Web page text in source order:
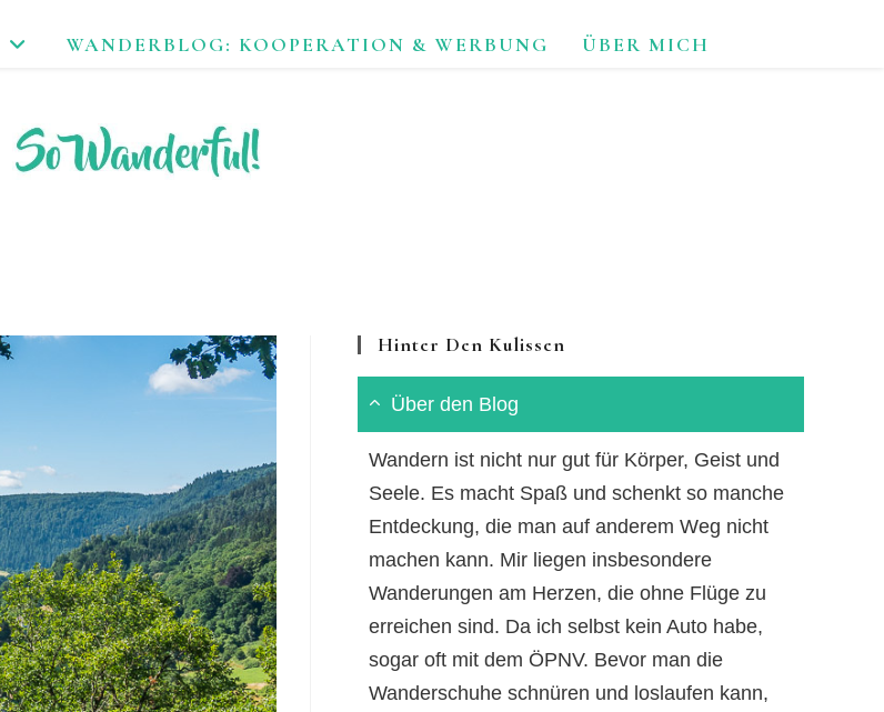
WANDERBLOG: KOOPERATION & WERBUNG ÜBER MICH
Hinter Den Kulissen
Über den Blog
Wandern ist nicht nur gut für Körper, Geist und
Seele. Es macht Spaß und schenkt so manche
Entdeckung, die man auf anderem Weg nicht
machen kann. Mir liegen insbesondere
Wanderungen am Herzen, die ohne Flüge zu
erreichen sind. Da ich selbst kein Auto habe,
sogar oft mit dem ÖPNV. Bevor man die
Wanderschuhe schnüren und loslaufen kann,